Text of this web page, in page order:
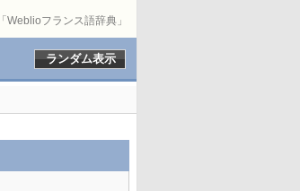
フランス語辞典」